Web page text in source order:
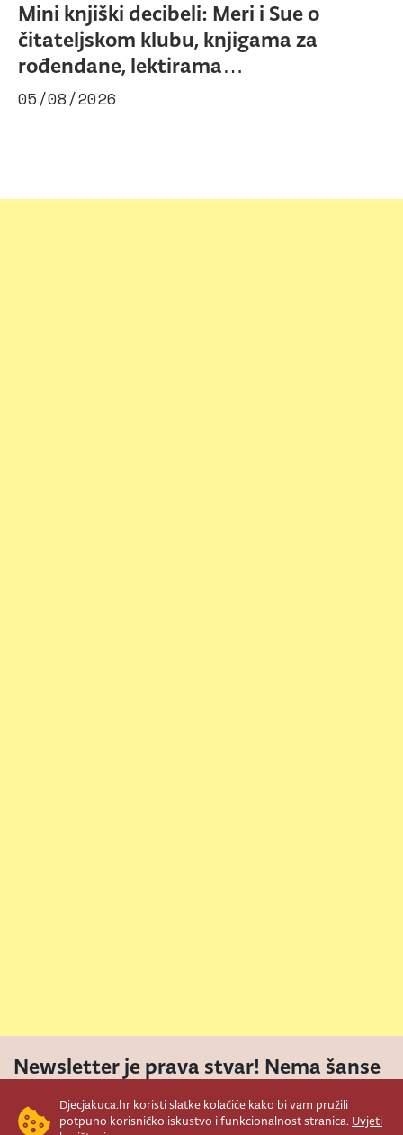
Mini knjiški decibeli: Meri i Sue o
čitateljskom klubu, knjigama za
rođendane, lektirama…
05/08/2026
Newsletter je prava stvar! Nema šanse
događa u našem veselom životu.
Djecjakuca.hr koristi slatke kolačiće kako bi vam pružili
potpuno korisničko iskustvo i funkcionalnost stranica. Uvjeti